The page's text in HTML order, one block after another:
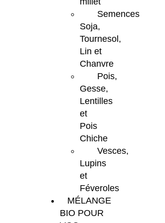
Semences
Soja,
Tournesol,
Lin et
Chanvre
Pois,
Gesse,
Lentilles
et
Pois
Chiche
Vesces,
Lupins
et
Féveroles
MÉLANGE
BIO POUR